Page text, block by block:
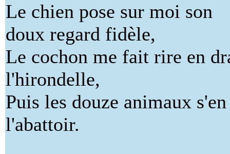
Le chien pose sur moi son
doux regard fidèle,
Le cochon me fait rire en
l'hirondelle,
Puis les douze animaux
l'abattoir.